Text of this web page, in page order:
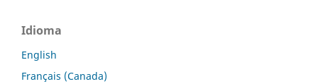
Idioma
English
Français (Canada)